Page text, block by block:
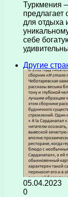
Туркмения
предлагает
для отдыха
себе
Другие
05.04.2023
0